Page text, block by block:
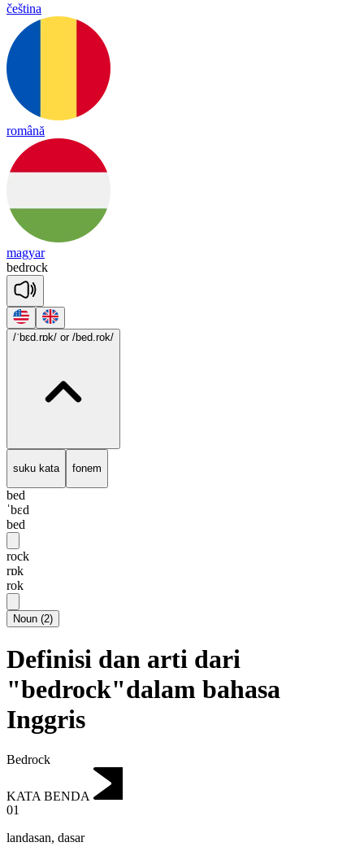
čeština
română
magyar
bedrock
/ˈbɛd.rɒk/ or /bed.rok/
suku kata fonem
bed
ˈbɛd
bed
rock
rɒk
rok
Noun (2)
Definisi dan arti dari
"bedrock"dalam bahasa
Inggris
Bedrock
KATA BENDA
01
landasan, dasar